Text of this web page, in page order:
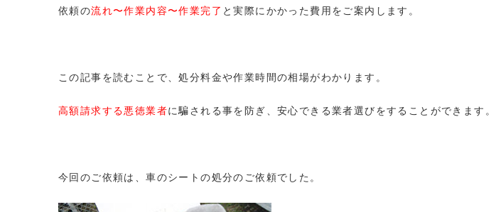
依頼の流れ〜作業内容〜作業完了 と実際にかかった費用をご案内します。
この記事を読むことで、処分料金や作業時間の相場がわかります。
高額請求する悪徳業者に騙される事を防ぎ、安心できる業者選びをすることができます。
今回のご依頼は、車のシートの処分のご依頼でした。